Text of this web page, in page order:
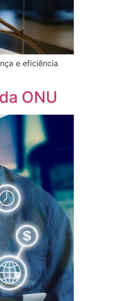
e eficiência
ONU